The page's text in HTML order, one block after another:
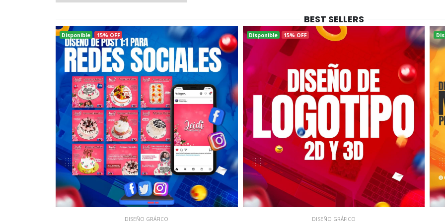
BEST SELLERS
Disponible 15% OFF
DISEÑO GRÁFICO
Disponible 15% OFF
DISEÑO GRÁFICO